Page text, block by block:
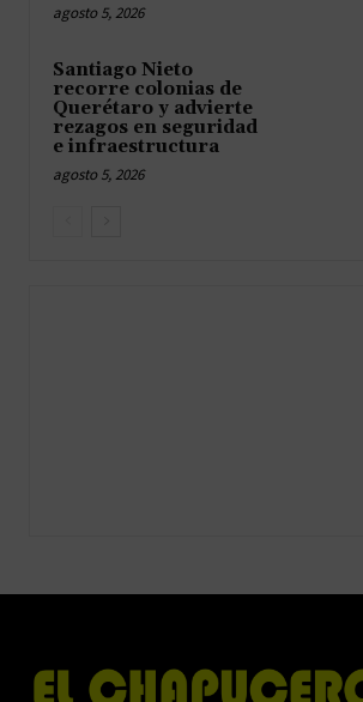
agosto 5, 2026
Santiago Nieto
recorre colonias de
Querétaro y advierte
rezagos en seguridad
e infraestructura
agosto 5, 2026